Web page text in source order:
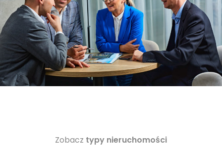
Zobacz typy nieruchomości